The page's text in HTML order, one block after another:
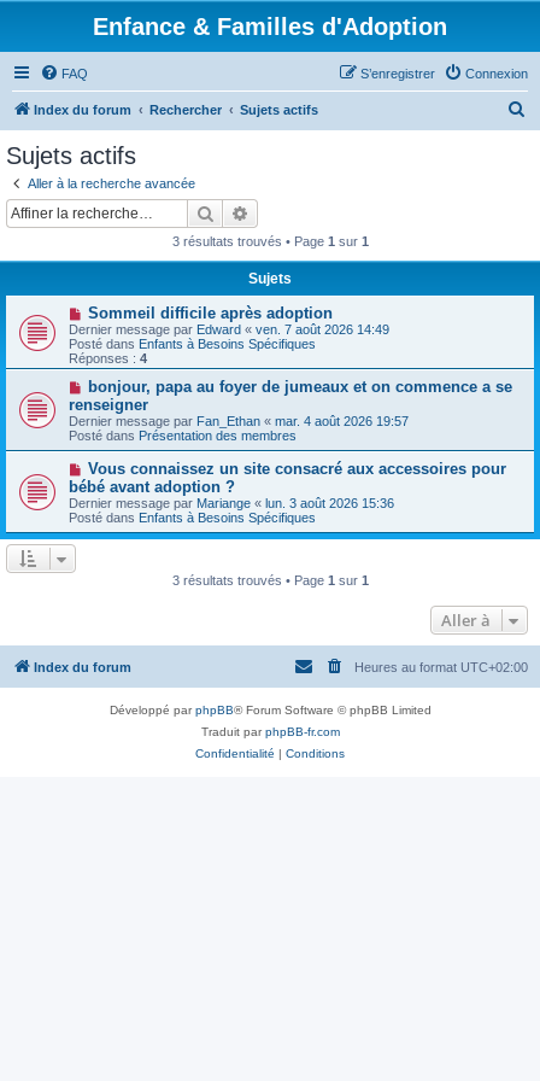
Enfance & Familles d'Adoption
FAQ Connexion
S’enregistrer
Index du forum Rechercher Sujets actifs
r
Sujets actifs
Aller à la recherche avancée
Rechercher
3 résultats trouvés • Page 1 sur 1
Sujets
N
o
u
v
e
a
u
m
e
s
s
a
g
e
Sommeil difficile après adoption
Dernier message par Edward « ven. 7 août 2026 14:49
Posté dans Enfants à Besoins Spécifiques
Réponses : 4
N
u
v
e
a
u
m
e
s
a
bonjour, papa au foyer de jumeaux et on commence a se
renseigner
Dernier message par Fan_Ethan « mar. 4 août 2026 19:57
Posté dans Présentation des membres
N
o
u
v
e
a
Vous connaissez un site consacré aux accessoires pour
bébé avant adoption ?
Dernier message par Mariange « lun. 3 août 2026 15:36
Posté dans Enfants à Besoins Spécifiques
3 résultats trouvés • Page 1 sur 1
Aller à
Index du forum Heures au format UTC+02:00
Développé parphpBB® Forum Software © phpBB Limited
Traduit parphpBB-fr.com
Confidentialité | Conditions